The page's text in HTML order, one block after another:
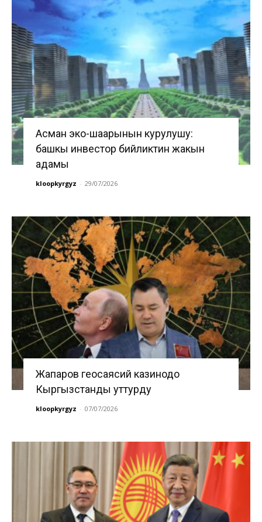
Асман эко-шаарынын курулушу:
башкы инвестор бийликтин жакын
адамы
kloopkyrgyz - 29/07/2026
Жапаров геосаясий казинодо
Кыргызстанды уттурду
kloopkyrgyz - 07/07/2026